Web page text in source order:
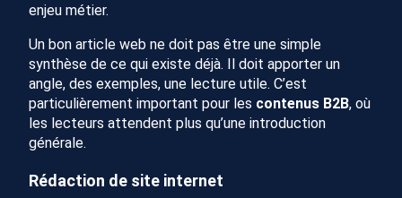
enjeu métier.
Un bon article web ne doit pas être une simple
synthèse de ce qui existe déjà. Il doit apporter un
angle, des exemples, une lecture utile. C’est
particulièrement important pour les contenus B2B, où
les lecteurs attendent plus qu’une introduction
générale.
Rédaction de site internet